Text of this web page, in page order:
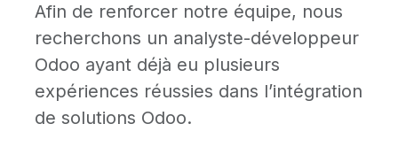
Afin de renforcer notre équipe, nous
recherchons un analyste-développeur
Odoo ayant déjà eu plusieurs
expériences réussies dans l’intégration
de solutions Odoo.